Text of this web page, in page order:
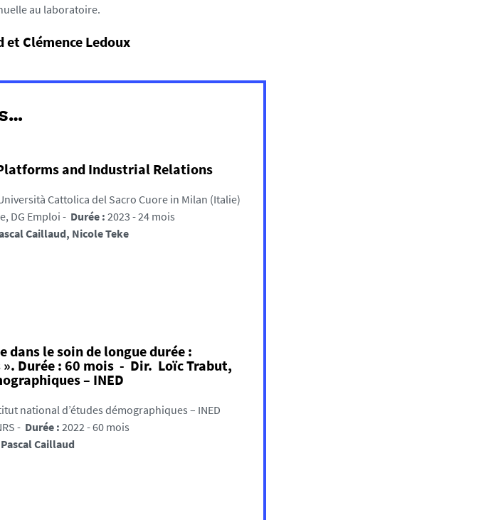
au laboratoire.
Clémence Ledoux
and Industrial Relations
Cattolica del Sacro Cuore in Milan (Italie)
DG Emploi - Durée : 2023 - 24 mois
Caillaud, Nicole Teke
dans le soin de longue durée :
Durée : 60 mois - Dir. Loïc Trabut,
– INED
national d’études démographiques – INED
- Durée : 2022 - 60 mois
Caillaud